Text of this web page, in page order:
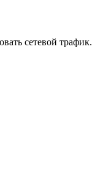
сетевой трафик.